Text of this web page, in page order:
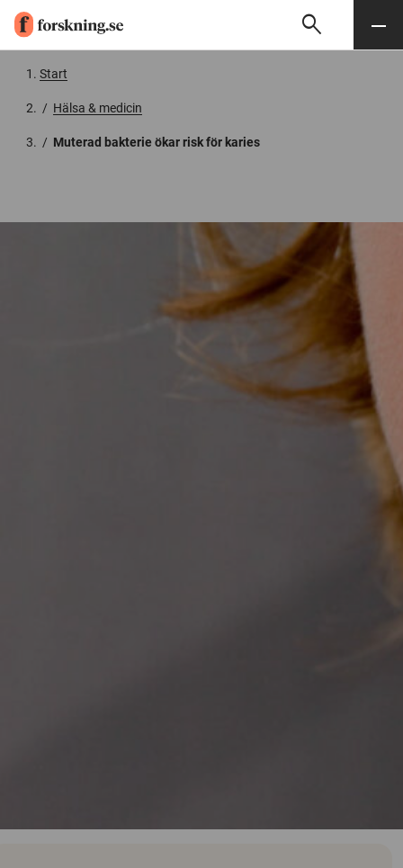
Söksearch Meny
Start
/ Hälsa & medicin
/ Muterad bakterie ökar risk för karies